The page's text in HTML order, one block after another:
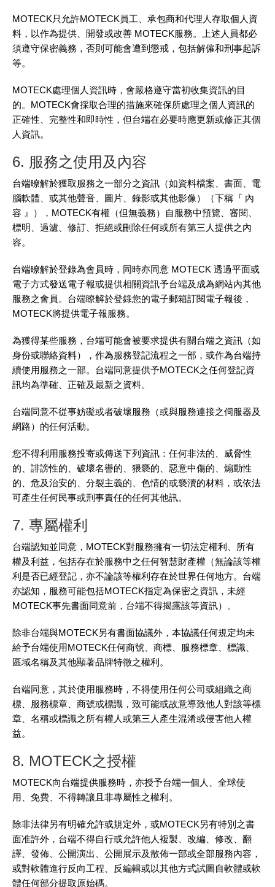
MOTECK只允許MOTECK員工、承包商和代理人存取個人資
料，以作為提供、開發或改善 MOTECK服務。上述人員都必
須遵守保密義務，否則可能會遭到懲戒，包括解僱和刑事起訴
等。
MOTECK處理個人資訊時，會嚴格遵守當初收集資訊的目
的。MOTECK會採取合理的措施來確保所處理之個人資訊的
正確性、完整性和即時性，但台端在必要時應更新或修正其個
人資訊。
6. 服務之使用及內容
台端暸解於獲取服務之一部分之資訊（如資料檔案、書面、電
腦軟體、或其他聲音、圖片、錄影或其他影像）（下稱『 內
容 』），MOTECK有權（但無義務）自服務中預覽、審閱、
標明、過濾、修訂、拒絕或刪除任何或所有第三人提供之內
容。
台端暸解於登錄為會員時，同時亦同意 MOTECK 透過平面或
電子方式發送電子報或提供相關資訊予台端及成為網站內其他
服務之會員。台端瞭解於登錄您的電子郵箱訂閱電子報後，
MOTECK將提供電子報服務。
為獲得某些服務，台端可能會被要求提供有關台端之資訊（如
身份或聯絡資料），作為服務登記流程之一部，或作為台端持
續使用服務之一部。台端同意提供予MOTECK之任何登記資
訊均為準確、正確及最新之資料。
台端同意不從事妨礙或者破壞服務（或與服務連接之伺服器及
網路）的任何活動。
您不得利用服務投寄或傳送下列資訊：任何非法的、威脅性
的、誹謗性的、破壞名譽的、猥褻的、惡意中傷的、煽動性
的、危及治安的、分裂主義的、色情的或褻瀆的材料，或依法
可產生任何民事或刑事責任的任何其他訊。
7. 專屬權利
台端認知並同意，MOTECK對服務擁有一切法定權利、所有
權及利益，包括存在於服務中之任何智慧財產權（無論該等權
利是否已經登記，亦不論該等權利存在於世界任何地方。台端
亦認知，服務可能包括MOTECK指定為保密之資訊，未經
MOTECK事先書面同意前，台端不得揭露該等資訊）。
除非台端與MOTECK另有書面協議外，本協議任何規定均未
給予台端使用MOTECK任何商號、商標、服務標章、標識、
區域名稱及其他顯著品牌特徵之權利。
台端同意，其於使用服務時，不得使用任何公司或組織之商
標、服務標章、商號或標識，致可能或故意導致他人對該等標
章、名稱或標識之所有權人或第三人產生混淆或侵害他人權
益。
8. MOTECK之授權
MOTECK向台端提供服務時，亦授予台端一個人、全球使
用、免費、不得轉讓且非專屬性之權利。
除非法律另有明確允許或規定外，或MOTECK另有特別之書
面准許外，台端不得自行或允許他人複製、改編、修改、翻
譯、發佈、公開演出、公開展示及散佈一部或全部服務內容，
或對軟體進行反向工程、反編輯或以其他方式試圖自軟體或軟
體任何部分提取原始碼。